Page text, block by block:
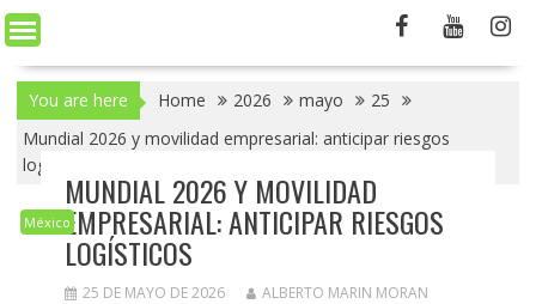
You are here Home 2026 mayo
25
Mundial 2026 y movilidad empresarial: anticipar riesgos
logísticos
México
MUNDIAL 2026 Y MOVILIDAD
EMPRESARIAL: ANTICIPAR RIESGOS
LOGÍSTICOS
25 DE MAYO DE 2026 ALBERTO MARIN MORAN